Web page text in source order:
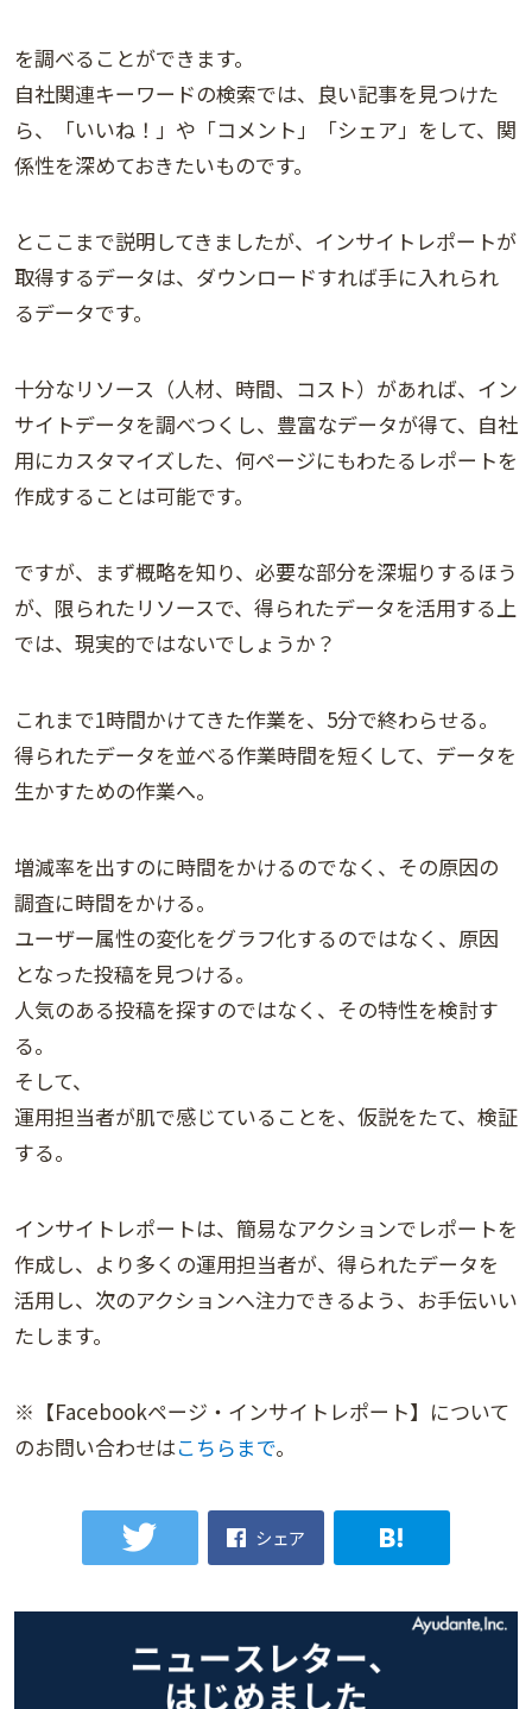
を調べることができます。
自社関連キーワードの検索では、良い記事を見つけた
ら、「いいね！」や「コメント」「シェア」をして、関
係性を深めておきたいものです。
とここまで説明してきましたが、インサイトレポートが
取得するデータは、ダウンロードすれば手に入れられ
るデータです。
十分なリソース（人材、時間、コスト）があれば、イン
サイトデータを調べつくし、豊富なデータが得て、自社
用にカスタマイズした、何ページにもわたるレポートを
作成することは可能です。
ですが、まず概略を知り、必要な部分を深堀りするほう
が、限られたリソースで、得られたデータを活用する上
では、現実的ではないでしょうか？
これまで1時間かけてきた作業を、5分で終わらせる。
得られたデータを並べる作業時間を短くして、データを
生かすための作業へ。
増減率を出すのに時間をかけるのでなく、その原因の
調査に時間をかける。
ユーザー属性の変化をグラフ化するのではなく、原因
となった投稿を見つける。
人気のある投稿を探すのではなく、その特性を検討す
る。
そして、
運用担当者が肌で感じていることを、仮説をたて、検証
する。
インサイトレポートは、簡易なアクションでレポートを
作成し、より多くの運用担当者が、得られたデータを
活用し、次のアクションへ注力できるよう、お手伝いい
たします。
※【Facebookページ・インサイトレポート】について
のお問い合わせはこちらまで。
シェア